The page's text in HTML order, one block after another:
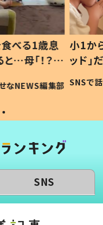
は「ギフテ
ウチ給食”を
#令和の親
なNEWS編集部
ひ孫
が、抱
「涙
い」
SNS